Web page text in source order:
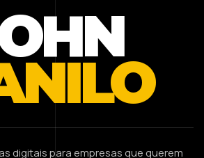
digitais para empresas que querem